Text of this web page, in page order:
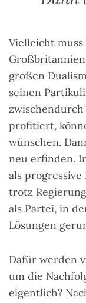
Vielleicht
großen
seinen
zwischendurch
profitiert,
wünschen.
neu erfinden.
als
trotz
als Partei, in
Lösungen
Dafür werden
um die
eigentlich?